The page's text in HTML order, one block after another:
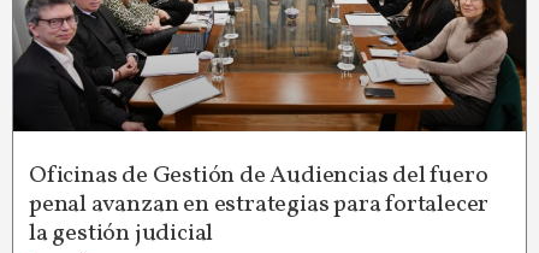
Oficinas de Gestión de Audiencias del fuero
penal avanzan en estrategias para fortalecer
la gestión judicial